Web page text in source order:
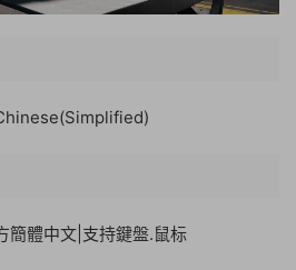
簡體中文|支持鍵盤.鼠标